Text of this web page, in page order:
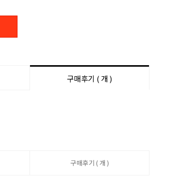
구매후기 ( 개 )
구매후기 ( 개 )